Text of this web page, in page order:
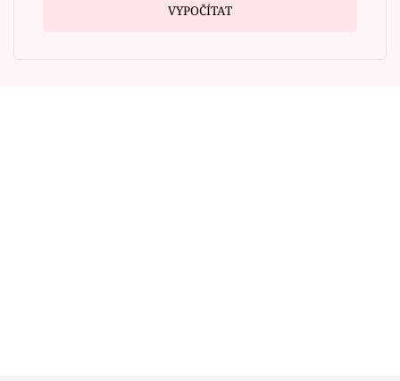
VYPOČÍTAT